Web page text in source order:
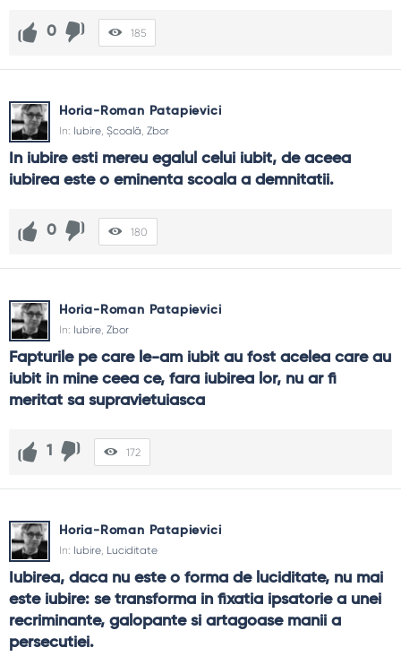
0 185
Horia-Roman Patapievici
In: Iubire, Școală, Zbor
In iubire esti mereu egalul celui iubit, de aceea
iubirea este o eminenta scoala a demnitatii.
0 180
Horia-Roman Patapievici
In: Iubire, Zbor
Fapturile pe care le-am iubit au fost acelea care au
iubit in mine ceea ce, fara iubirea lor, nu ar fi
meritat sa supravietuiasca
1 172
Horia-Roman Patapievici
In: Iubire, Luciditate
Iubirea, daca nu este o forma de luciditate, nu mai
este iubire: se transforma in fixatia ipsatorie a unei
recriminante, galopante si artagoase manii a
persecutiei.